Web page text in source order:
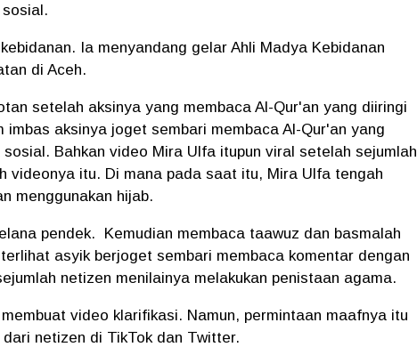
Ia menyandang gelar Ahli Madya Kebidanan
di Aceh.
setelah aksinya yang membaca Al-Qur'an yang diiringi
imbas aksinya joget sembari membaca Al-Qur'an yang
Bahkan video Mira Ulfa itupun viral setelah sejumlah
videonya itu. Di mana pada saat itu, Mira Ulfa tengah
menggunakan hijab.
pendek.
Kemudian membaca taawuz dan basmalah
asyik berjoget sembari membaca komentar dengan
netizen menilainya melakukan penistaan agama.
video klarifikasi. Namun, permintaan maafnya itu
netizen di TikTok dan Twitter.